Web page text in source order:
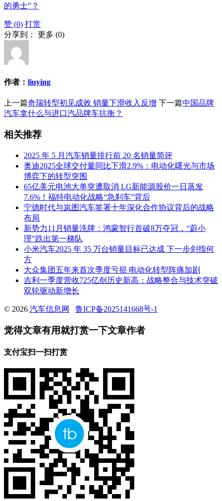
的勇士”？
赞 (0) 打赏
分享到： 更多 (0)
作者： liuying
上一篇奇瑞转型初见成效 销量下滑收入反增 下一篇中国品牌
汽车拿什么与进口汽品牌车抗衡？
相关推荐
2025 年 5 月汽车销量排行前 20 名销量简评
奥迪2025全球交付量同比下滑2.9%：电动化曙光与市场
博弈下的转型突围
65亿美元电池大单突遭取消 LG新能源股价一日蒸发
7.6%！福特电动化战略“急刹车”背后
宁德时代与岚图汽车签署十年深化合作协议背后的战略
布局
新势力11月销量洗牌：鸿蒙智行首破8万夺冠，“蔚小
理”跌出第一梯队
小米汽车2025 年 35 万台销量目标已达成 下一步剑指何
方
大众集团五年来首次季度亏损 电动化转型阵痛加剧
吉利一季度营收725亿创历史新高：战略整合与技术突破
双轮驱动新增长
© 2026 汽车信息网 鲁ICP备2025141668号-1
觉得文章有用就打赏一下文章作者
支付宝扫一扫打赏